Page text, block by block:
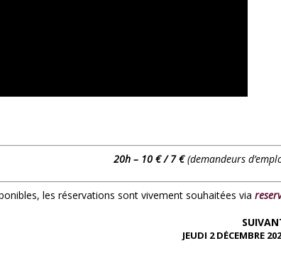
20h – 10 € / 7 €(demandeurs
les réservations sont vivement souhaitées via
JEUDI 2 DÉCEMBRE